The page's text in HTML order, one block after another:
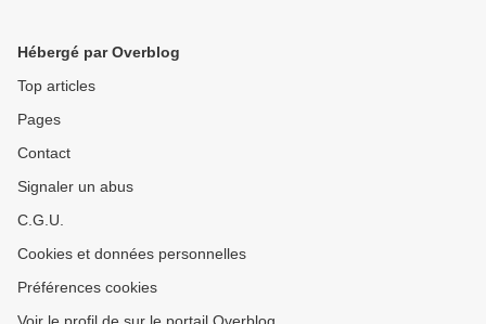
Hébergé par Overblog
Top articles
Pages
Contact
Signaler un abus
C.G.U.
Cookies et données personnelles
Préférences cookies